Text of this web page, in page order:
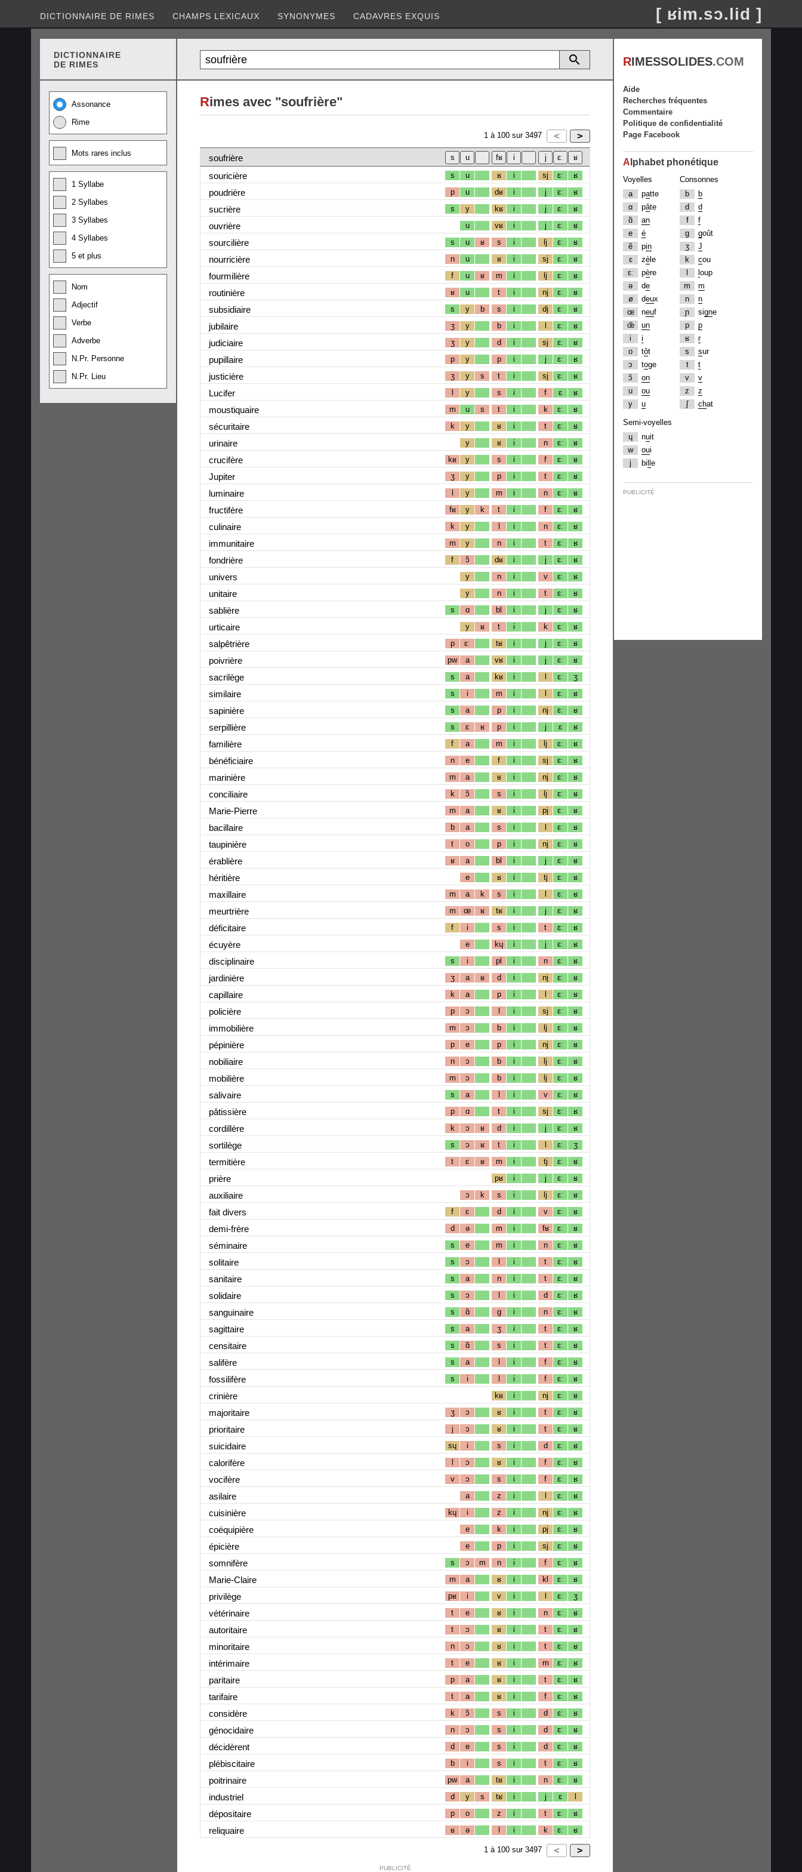
DICTIONNAIRE DE RIMES CHAMPS LEXICAUX SYNONYMES CADAVRES EXQUIS [ ʁim.sɔ.lid ]
DICTIONNAIRE
DE RIMES
Assonance
Rime
Mots rares inclus
1 Syllabe
2 Syllabes
3 Syllabes
4 Syllabes
5 et plus
Nom
Adjectif
Verbe
Adverbe
N.Pr. Personne
N.Pr. Lieu
Rimes avec "soufrière"
1 à 100 sur 3497
soufrière
souricière
s u ʁ i sj ɛː ʁ
poudrière p u dʁ i j ɛː ʁ
sucrière s y kʁ i j ɛː ʁ
ouvrière u vʁ i j ɛː ʁ
sourcilière s u ʁ s i lj ɛː ʁ
nourricière n u ʁ i sj ɛː ʁ
fourmilière f u ʁ m i lj ɛː ʁ
routinière ʁ u t i nj ɛː ʁ
subsidiaire s y b s i dj ɛː ʁ
jubilaire ʒ y b i l ɛː ʁ
judiciaire ʒ y d i sj ɛː ʁ
pupillaire p y p i j ɛː ʁ
justicière ʒ y s t i sj ɛː ʁ
Lucifer l y s i f ɛ ʁ
moustiquaire m u s t i k ɛː ʁ
sécuritaire k y ʁ i t ɛː ʁ
urinaire y ʁ i n ɛː ʁ
crucifère kʁ y s i f ɛː ʁ
Jupiter ʒ y p i t ɛː ʁ
luminaire l y m i n ɛː ʁ
fructifère fʁ y k t i f ɛː ʁ
culinaire k y l i n ɛː ʁ
immunitaire m y n i t ɛː ʁ
fondrière f ɔ̃ dʁ i j ɛː ʁ
univers y n i v ɛː ʁ
unitaire y n i t ɛː ʁ
sablière s ɑ bl i j ɛː ʁ
urticaire y ʁ t i k ɛː ʁ
salpêtrière p ɛː tʁ i j ɛː ʁ
poivrière pw a vʁ i j ɛː ʁ
sacrilège s a kʁ i l ɛː ʒ
similaire s i m i l ɛː ʁ
sapinière s a p i nj ɛː ʁ
serpillière s ɛ ʁ p i j ɛ ʁ
familière f a m i lj ɛː ʁ
bénéficiaire n e f i sj ɛː ʁ
marinière m a ʁ i nj ɛː ʁ
conciliaire k ɔ̃ s i lj ɛː ʁ
Marie-Pierre m a ʁ i pj ɛː ʁ
bacillaire b a s i l ɛː ʁ
taupinière t o p i nj ɛː ʁ
érablière ʁ a bl i j ɛː ʁ
héritière e ʁ i tj ɛː ʁ
maxillaire m a k s i l ɛː ʁ
meurtrière m œ ʁ tʁ i j ɛː ʁ
déficitaire f i s i t ɛː ʁ
écuyère e kɥ i j ɛː ʁ
disciplinaire s i pl i n ɛː ʁ
jardinière ʒ a ʁ d i nj ɛː ʁ
capillaire k a p i l ɛː ʁ
policière p ɔ l i sj ɛː ʁ
immobilière m ɔ b i lj ɛː ʁ
pépinière p e p i nj ɛː ʁ
nobiliaire n ɔ b i lj ɛː ʁ
mobilière m ɔ b i lj ɛː ʁ
salivaire s a l i v ɛː ʁ
pâtissière p ɑ t i sj ɛː ʁ
cordillère k ɔ ʁ d i j ɛː ʁ
sortilège s ɔ ʁ t i l ɛː ʒ
termitière t ɛ ʁ m i tj ɛː ʁ
prière pʁ i j ɛː ʁ
auxiliaire ɔ k s i lj ɛː ʁ
fait divers f ɛ d i v ɛː ʁ
demi-frère d ə m i fʁ ɛː ʁ
séminaire s e m i n ɛː ʁ
solitaire s ɔ l i t ɛː ʁ
sanitaire s a n i t ɛː ʁ
solidaire s ɔ l i d ɛː ʁ
sanguinaire s ɑ̃ g i n ɛː ʁ
sagittaire s a ʒ i t ɛː ʁ
censitaire s ɑ̃ s i t ɛː ʁ
salifère s a l i f ɛː ʁ
fossilifère s i l i f ɛː ʁ
crinière kʁ i nj ɛː ʁ
majoritaire ʒ ɔ ʁ i t ɛː ʁ
prioritaire j ɔ ʁ i t ɛː ʁ
suicidaire sɥ i s i d ɛː ʁ
calorifère l ɔ ʁ i f ɛː ʁ
vocifère v ɔ s i f ɛː ʁ
asilaire a z i l ɛː ʁ
cuisinière kɥ i z i nj ɛː ʁ
coéquipière e k i pj ɛː ʁ
épicière e p i sj ɛː ʁ
somnifère s ɔ m n i f ɛː ʁ
Marie-Claire m a ʁ i kl ɛː ʁ
privilège pʁ i v i l ɛː ʒ
vétérinaire t e ʁ i n ɛː ʁ
autoritaire t ɔ ʁ i t ɛː ʁ
minoritaire n ɔ ʁ i t ɛː ʁ
intérimaire t e ʁ i m ɛː ʁ
paritaire p a ʁ i t ɛː ʁ
tarifaire t a ʁ i f ɛː ʁ
considère k ɔ̃ s i d ɛː ʁ
génocidaire n ɔ s i d ɛː ʁ
décidèrent d e s i d ɛː ʁ
plébiscitaire b i s i t ɛː ʁ
poitrinaire pw a tʁ i n ɛː ʁ
industriel d y s tʁ i j ɛ l
dépositaire p o z i t ɛː ʁ
reliquaire ʁ ə l i k ɛː ʁ
1 à 100 sur 3497
PUBLICITÉ
RIMESSOLIDES.COM
Aide
Recherches fréquentes
Commentaire
Politique de confidentialité
Page Facebook
A lphabet phonétique
Voyelles
a
patte
ɑ
pâte
ɑ̃
an
e
é
ẽ
pin
ɛ
zè le
ɛː
père
ə
de
ø
deux
œ
neuf
œ̃
un
i
i
o
tôt
ɔ
toge
ɔ̃
on
u
ou
y
u
Consonnes
b
b
d
d
f
f
g
goût
ʒ
J
k
cou
oup
m
m
n
n
ɲ
signe
p
p
ʁ
r
s
sur
t
t
v
v
z
z
ʃ
chat
Semi-voyelles
ɥ
nuit
w
oui
j
bi e
PUBLICITÉ